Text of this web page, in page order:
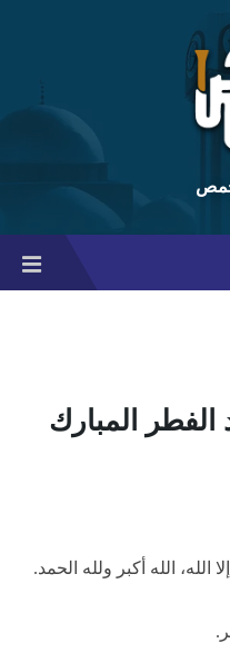
الفطر المبارك
الله، الله أكبر ولله الحمد.